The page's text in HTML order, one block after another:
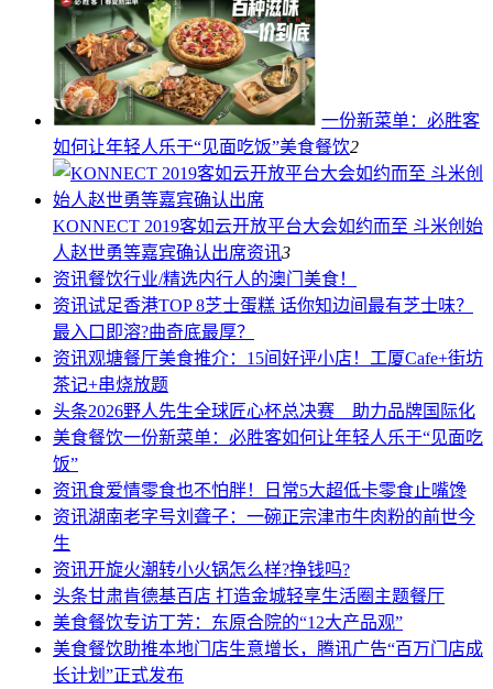
一份新菜单：必胜客
如何让年轻人乐于“见面吃饭”美食餐饮2
KONNECT 2019客如云开放平台大会如约而至 斗米创始
人赵世勇等嘉宾确认出席资讯3
资讯餐饮行业/精选内行人的澳门美食！
资讯试足香港TOP 8芝士蛋糕 话你知边间最有芝士味？
最入口即溶?曲奇底最厚？
资讯观塘餐厅美食推介：15间好评小店！工厦Cafe+街坊
茶记+串烧放题
头条2026野人先生全球匠心杯总决赛 助力品牌国际化
美食餐饮一份新菜单：必胜客如何让年轻人乐于“见面吃
饭”
资讯食爱情零食也不怕胖！日常5大超低卡零食止嘴馋
资讯湖南老字号刘聋子：一碗正宗津市牛肉粉的前世今
生
资讯开旋火潮转小火锅怎么样?挣钱吗?
头条甘肃肯德基百店 打造金城轻享生活圈主题餐厅
美食餐饮专访丁芳：东原合院的“12大产品观”
美食餐饮助推本地门店生意增长，腾讯广告“百万门店成
长计划”正式发布